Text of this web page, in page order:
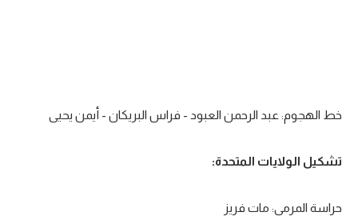
خط الهجوم: عبد الرحمن العبود - فراس البريكان - أيمن يحيى
تشكيل الولايات المتحدة:
حراسة المرمى: مات فريز